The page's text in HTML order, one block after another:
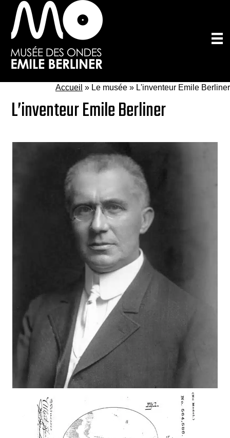
Passer
au
contenu
principal
Accueil » Le musée » L'inventeur Emile Berliner
L’inventeur Emile Berliner